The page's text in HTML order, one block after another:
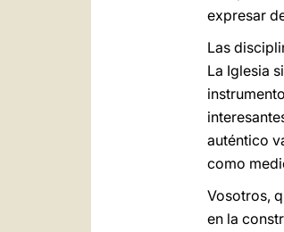
expresar
Las
La Iglesia
auténtico
como
Vosotros,
en la